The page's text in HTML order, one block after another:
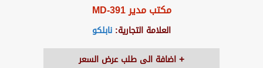
مكتب مدير MD-391
العلامة التجارية: نابلكو
اضافة الى طلب عرض السعر